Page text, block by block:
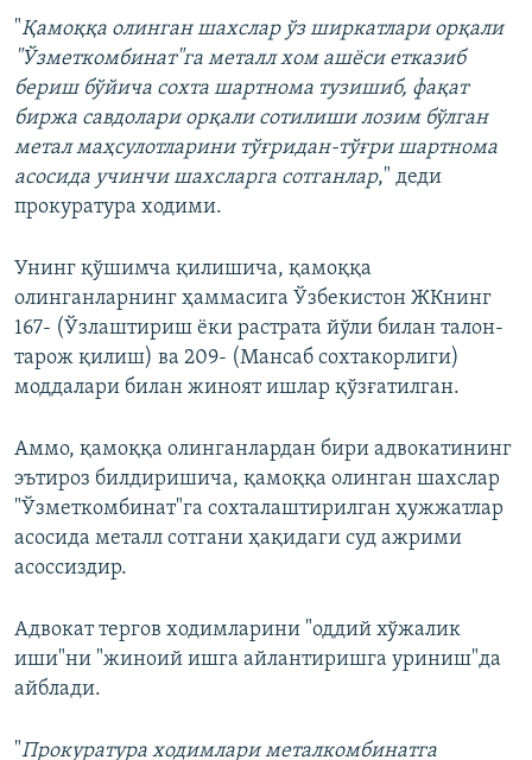
"Қамоққа олинган шахслар ўз ширкатлари орқали
"Ўзметкомбинат"га металл хом ашёси етказиб
бериш бўйича сохта шартнома тузишиб, фақат
биржа савдолари орқали сотилиши лозим бўлган
метал маҳсулотларини тўғридан-тўғри шартнома
асосида учинчи шахсларга сотганлар," деди
прокуратура ходими.
Унинг қўшимча қилишича, қамоққа
олинганларнинг ҳаммасига Ўзбекистон ЖКнинг
167- (Ўзлаштириш ёки растрата йўли билан талон-
тарож қилиш) ва 209- (Мансаб сохтакорлиги)
моддалари билан жиноят ишлар қўзғатилган.
Аммо, қамоққа олинганлардан бири адвокатининг
эътироз билдиришича, қамоққа олинган шахслар
"Ўзметкомбинат"га сохталаштирилган ҳужжатлар
асосида металл сотгани ҳақидаги суд ажрими
асоссиздир.
Адвокат тергов ходимларини "оддий хўжалик
иши"ни "жиноий ишга айлантиришга уриниш"да
айблади.
"Прокуратура ходимлари металкомбинатга